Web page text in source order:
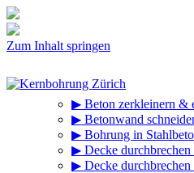
Zum Inhalt springen
▶ Beton zerkleinern &
▶ Betonwand
▶ Bohrung in
▶ Decke
▶ Decke